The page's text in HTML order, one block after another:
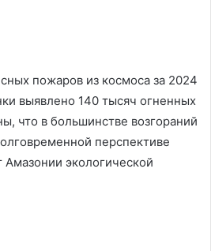
пожаров из космоса за 2024
выявлено 140 тысяч огненных
что в большинстве возгораний
перспективе
экологической